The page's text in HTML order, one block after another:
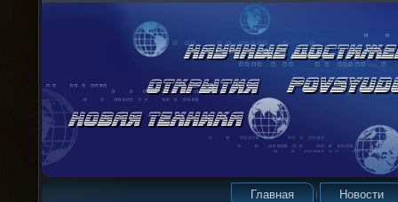
Главная Новости